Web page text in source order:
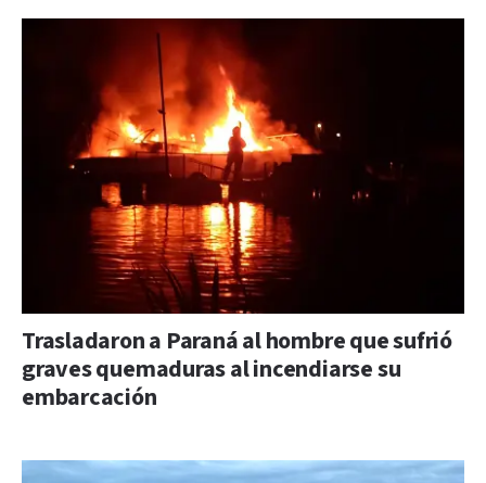
Trasladaron a Paraná al hombre que sufrió
graves quemaduras al incendiarse su
embarcación